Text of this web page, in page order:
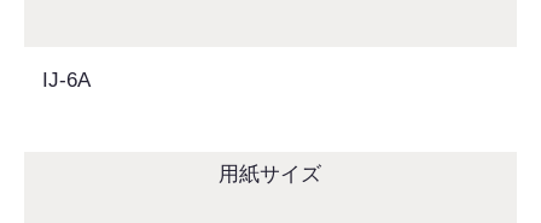
IJ-6A
用紙サイズ